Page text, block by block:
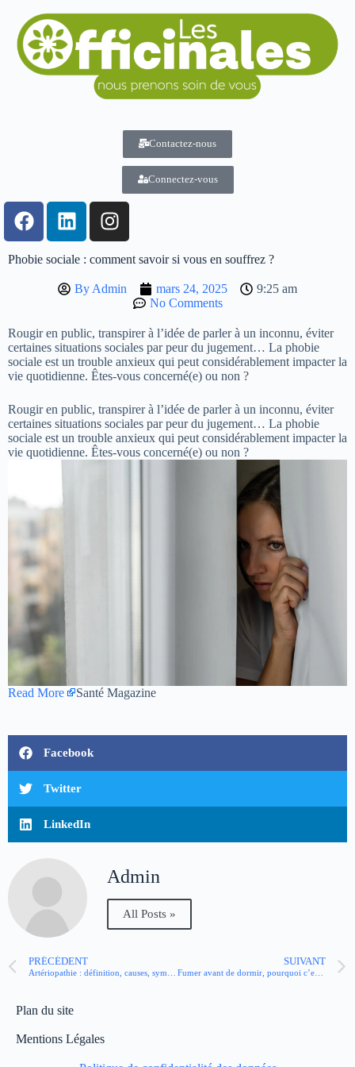
Contactez-nous
Connectez-vous
Phobie sociale : comment savoir si vous en souffrez ?
By Admin mars 24, 2025
9:25 am
No Comments
Rougir en public, transpirer à l’idée de parler à un inconnu, éviter
certaines situations sociales par peur du jugement… La phobie
sociale est un trouble anxieux qui peut considérablement impacter la
vie quotidienne. Êtes-vous concerné(e) ou non ?
Rougir en public, transpirer à l’idée de parler à un inconnu, éviter
certaines situations sociales par peur du jugement… La phobie
sociale est un trouble anxieux qui peut considérablement impacter la
vie quotidienne. Êtes-vous concerné(e) ou non ?
Read More Santé Magazine
Facebook
Twitter
LinkedIn
Admin
All Posts »
PRÉCÉDENT
Artériopathie : définition, causes, symptômes, traitement
SUIVANT
Fumer avant de dormir, pourquoi c’est un piège pour la santé et le sommeil
Plan du site
Mentions Légales